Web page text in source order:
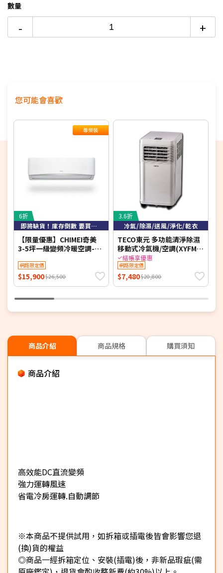
如無電梯，2樓(含)以上，現場收取樓層搬運費50-
配送時間以物流聯絡約定的時間為準
期，以訂單順序陸續出貨，如遇原廠供貨延遲，將會
再另外發送簡訊通知。
偏遠地區及外島不送！
若您同意以上約定事項再行下單，謝謝。
優惠價格，恕不參加原廠贈品活動。(回函贈除外)
保固依原廠公告為主，加贈安裝保固一年。
數量
- +
您可能會喜歡
尊榮裝
6折
即將缺貨！庫存倒數 要買要快！
【限量優惠】CHIMEI奇美
3-5坪一級變頻冷暖空調-星
S29HG1 【含基本安裝+舊
機回收】【加贈2000元好禮
+1年安裝保固】
網路限定價
$15,900$26,500
3.6折
冷氣/除濕/送風/淨化/乾衣
TECO東元 多功能清淨除濕
移動式冷氣機/空調(XYFMP-
1701FC)
結帳享優惠
網路限定價
$7,480$20,800
商品介紹 商品規格 購買須知
商品介紹
高效能DC直流變頻
強力運轉風速
省電冷房運轉.自動調節
※本商品不提供試用，如拆箱或插電後皆會影響您退
(換)貨的權益
◎商品一經拆箱定位、安裝(插電)後，非新品瑕疵(需